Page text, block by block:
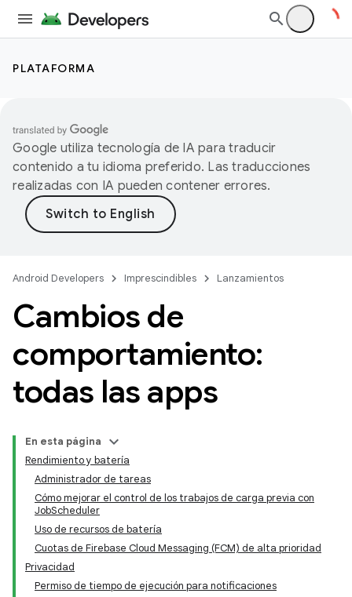
PLATAFORMA
Google utiliza tecnología de IA para traducir
contenido a tu idioma preferido. Las traducciones
realizadas con IA pueden contener errores.
Android Developers Imprescindibles Lanzamientos
Cambios de
comportamiento:
todas las apps
En esta página
Rendimiento y batería
Administrador de tareas
Cómo mejorar el control de los trabajos de carga previa con
JobScheduler
Uso de recursos de batería
Cuotas de Firebase Cloud Messaging (FCM) de alta prioridad
Privacidad
Permiso de tiempo de ejecución para notificaciones